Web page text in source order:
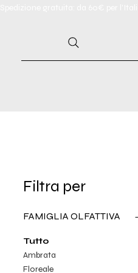
Filtra per
FAMIGLIA OLFATTIVA
Tutto
Ambrata
Floreale